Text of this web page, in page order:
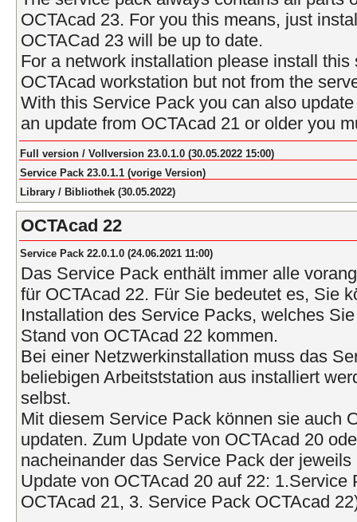
OCTAcad 23. For you this means, just
OCTACad 23 will be up to date.
For a network installation please install
OCTAcad workstation but not from the
With this Service Pack you can also
an update from OCTAcad 21 or older you
Full version / Vollversion 23.0.1.0 (30.05.2022 15:00)
Service Pack 23.0.1.1 (vorige Version)
Library / Bibliothek (30.05.2022)
OCTAcad 22
Service Pack 22.0.1.0 (24.06.2021 11:00)
Das Service Pack enthält immer alle
für OCTAcad 22. Für Sie bedeutet es, Sie
Installation des Service Packs, welches
Stand von OCTAcad 22 kommen.
Bei einer Netzwerkinstallation muss das
beliebigen Arbeitststation aus installiert
selbst.
Mit diesem Service Pack können sie auch
updaten. Zum Update von OCTAcad 20
nacheinander das Service Pack der
Update von OCTAcad 20 auf 22:
OCTAcad 21, 3. Service Pack OCTAcad